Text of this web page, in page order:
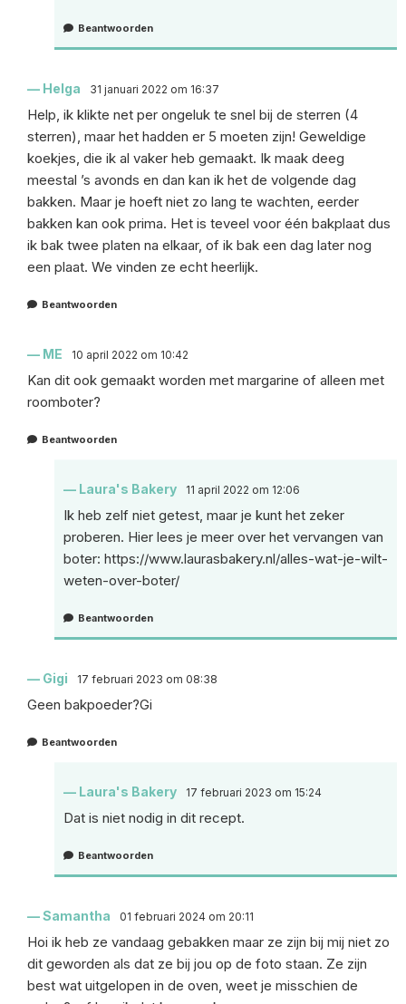
Beantwoorden
Helga 31 januari 2022 om 16:37
Help, ik klikte net per ongeluk te snel bij de sterren (4
sterren), maar het hadden er 5 moeten zijn! Geweldige
koekjes, die ik al vaker heb gemaakt. Ik maak deeg
meestal ’s avonds en dan kan ik het de volgende dag
bakken. Maar je hoeft niet zo lang te wachten, eerder
bakken kan ook prima. Het is teveel voor één bakplaat dus
ik bak twee platen na elkaar, of ik bak een dag later nog
een plaat. We vinden ze echt heerlijk.
Beantwoorden
ME 10 april 2022 om 10:42
Kan dit ook gemaakt worden met margarine of alleen met
roomboter?
Beantwoorden
Laura's Bakery 11 april 2022 om 12:06
Ik heb zelf niet getest, maar je kunt het zeker
proberen. Hier lees je meer over het vervangen van
boter: https://www.laurasbakery.nl/alles-wat-je-wilt-
weten-over-boter/
Beantwoorden
Gigi 17 februari 2023 om 08:38
Geen bakpoeder?Gi
Beantwoorden
Laura's Bakery 17 februari 2023 om 15:24
Dat is niet nodig in dit recept.
Beantwoorden
Samantha 01 februari 2024 om 20:11
Hoi ik heb ze vandaag gebakken maar ze zijn bij mij niet zo
dit geworden als dat ze bij jou op de foto staan. Ze zijn
best wat uitgelopen in de oven, weet je misschien de